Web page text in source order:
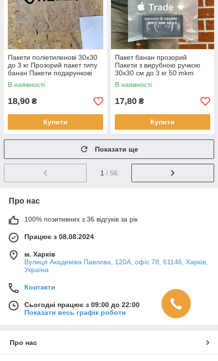
Пакети поліетиленові 30х30
до 3 кг Прозорий пакет типу
банан Пакети подарункові
глянцеві оптом 100 шт.
В наявності
18,90 ₴
Купити
Пакет банан прозорий
Пакети з вирубною ручкою
30х30 см до 3 кг 50 mkm
Матові пакети оптом 100 шт.
В наявності
17,80 ₴
Купити
Показати ще
1 / 56
Про нас
100% позитивних з 36 відгуків за рік
Працює з 08.08.2024
м. Харків
Вулиця Академіка Павлова, 120А, офіс 78, 61146, Харків,
Україна
Контакти
Сьогодні працює з 09:00 до 22:00
Показати весь графік роботи
Про нас